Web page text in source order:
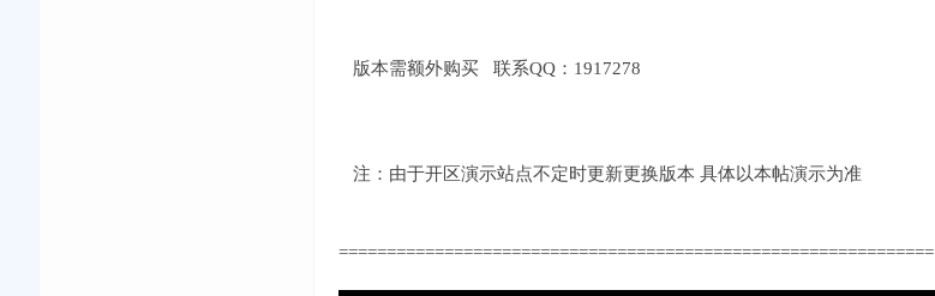
版本需额外购买 联系QQ：1917278
注：由于开区演示站点不定时更新更换版本 具体以本帖演示为准
==============================================================